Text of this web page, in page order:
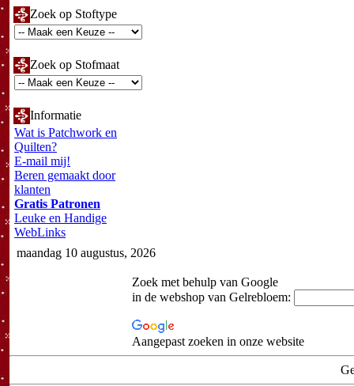
Zoek op Stoftype
Zoek op Stofmaat
Informatie
Wat is Patchwork en
Quilten?
E-mail mij!
Beren gemaakt door
klanten
Gratis Patronen
Leuke en Handige
WebLinks
maandag 10 augustus, 2026
Zoek met behulp van Google
in de webshop van Gelrebloem:
Aangepast zoeken in onze website